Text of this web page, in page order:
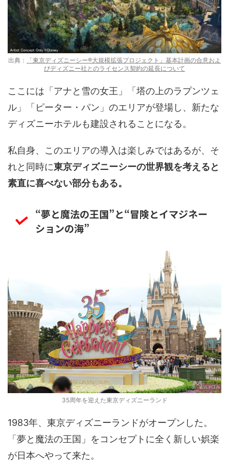
出典：
「東京ディズニーシー®大規模拡張プロジェクト」基本計画の合意およ
びディズニー社とのライセンス契約の延長について
ここには「アナと雪の女王」「塔の上のラプンツェ
ル」「ピーター・パン」のエリアが登場し、新たな
ディズニーホテルも建設されることになる。
私自身、このエリアの導入は楽しみではあるが、そ
れと同時に東京ディズニーシーの世界観を考えると
素直に喜べない部分もある。
“夢と魔法の王国”と“冒険とイマジネー
ションの海”
35周年を迎えた東京ディズニーランド
1983年、東京ディズニーランドがオープンした。
「夢と魔法の王国」をコンセプトに全く新しい娯楽
が日本へやって来た。